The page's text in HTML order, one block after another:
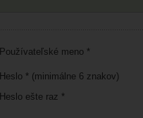
Používateľské meno *
Heslo * (minimálne 6 znakov)
Heslo ešte raz *